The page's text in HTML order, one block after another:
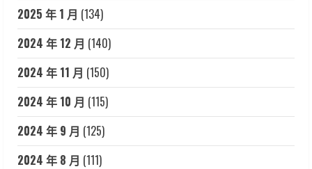
2025 年 1 月 (134)
2024 年 12 月 (140)
2024 年 11 月 (150)
2024 年 10 月 (115)
2024 年 9 月 (125)
2024 年 8 月 (111)